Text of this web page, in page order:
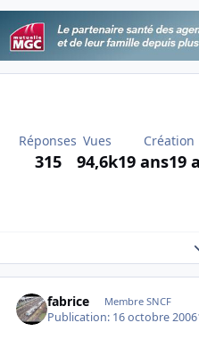
Réponses
315
Vues
94,6k
Création
19 ans19
fabrice Membre SNCF
Publication: 16 octobre 2006